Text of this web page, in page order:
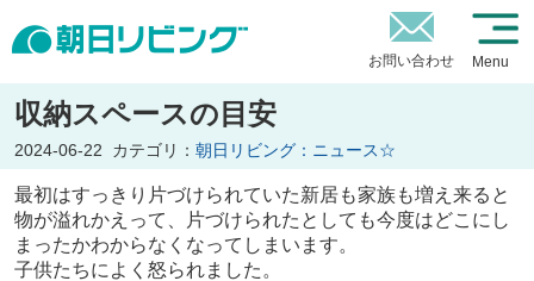
お問い合わせ Menu
収納スペースの目安
2024-06-22 カテゴリ： 朝日リビング：ニュース☆
最初はすっきり片づけられていた新居も家族も増え来ると
物が溢れかえって、片づけられたとしても今度はどこにし
まったかわからなくなってしまいます。
子供たちによく怒られました。